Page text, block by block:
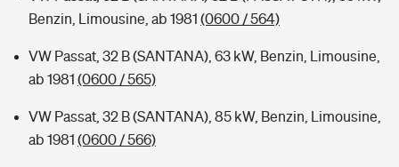
Benzin, Limousine, ab 1981 (0600 / 564)
VW Passat, 32 B (SANTANA), 63 kW, Benzin, Limousine,
ab 1981 (0600 / 565)
VW Passat, 32 B (SANTANA), 85 kW, Benzin, Limousine,
ab 1981 (0600 / 566)